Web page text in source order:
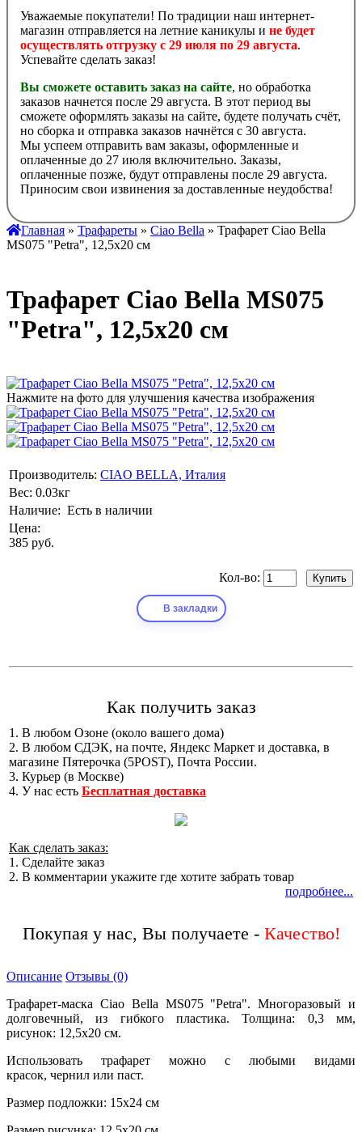
Уважаемые покупатели! По традиции наш интернет-
магазин отправляется на летние каникулы и не будет
осуществлять отгрузку с 29 июля по 29 августа.
Успевайте сделать заказ!
Вы сможете оставить заказ на сайте, но обработка
заказов начнется после 29 августа. В этот период вы
сможете оформлять заказы на сайте, будете получать счёт,
но сборка и отправка заказов начнётся с 30 августа.
Мы успеем отправить вам заказы, оформленные и
оплаченные до 27 июля включительно. Заказы,
оплаченные позже, будут отправлены после 29 августа.
Приносим свои извинения за доставленные неудобства!
Главная » Трафареты » Ciao Bella » Трафарет Ciao Bella
MS075 "Petra", 12,5х20 см
Трафарет Ciao Bella MS075
"Petra", 12,5х20 см
Нажмите на фото для улучшения качества изображения
Производитель: CIAO BELLA, Италия
Вес: 0.03кг
Наличие: Есть в наличии
Цена:
385 руб.
Кол-во:
В закладки
Как получить заказ
1. В любом Озоне (около вашего дома)
2. В любом СДЭК, на почте, Яндекс Маркет и доставка, в
магазине Пятерочка (5POST), Почта России.
3. Курьер (в Москве)
4. У нас есть Бесплатная доставка
Как сделать заказ:
1. Сделайте заказ
2. В комментарии укажите где хотите забрать товар
подробнее...
Покупая у нас, Вы получаете -
Описание Отзывы (0)
Трафарет-маска Ciao Bella MS075 "Petra". Многоразовый и
долговечный, из гибкого пластика. Толщина: 0,3 мм,
рисунок: 12,5х20 см.
Использовать трафарет можно с любыми видами
красок, чернил или паст.
Размер подложки: 15х24 см